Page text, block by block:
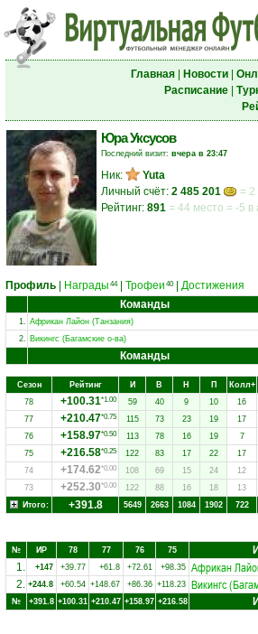
Главная| Новости|
Расписание|
Юра Уксусов
Последний визит: вчера в 23:47
Ник:
Yuta
Личный счёт: 2 485 201
=
Рейтинг: 891 = 44 место = -5 в
Профиль Награды 44| Трофеи 40| Достижения
Команды
1. Африкан Лайон (Танзания)
2. Викингс (Багамские о-ва)
Команды
Сезон Рейтинг И В Н П Колл+
78
+100.31*1.00 59 40 9 10 16
77
+210.47*0.75 115 73 23 19 17
76
+158.97*0.50 113 78 16 19 7
75
+216.58*0.25 122 83 17 22 17
74
+174.62*0.00 108 69 15 24 12
73
+252.30*0.00 122 88 16 18 13
Итого:
+391.8 5649 2663 1084 1902 722
№ ИР 78 77 76 75
1.
+147 +39.77 +61.8 +72.61 +98.35 Африкан
2. +244.8 +60.54 +148.67 +86.36 +118.23 Викингс
№ +391.8 +100.31 +210.47 +158.97 +216.58